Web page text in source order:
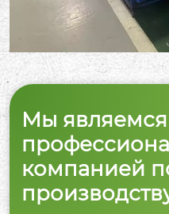
Мы являемся
компанией